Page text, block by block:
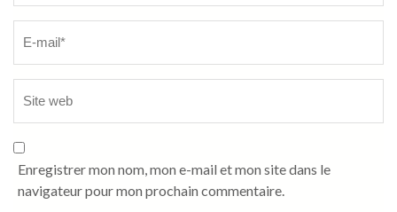
Enregistrer mon nom, mon e-mail et mon site dans le
navigateur pour mon prochain commentaire.